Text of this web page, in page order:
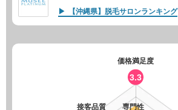
【沖縄県】脱毛サロンランキング
価格満足度
3.3
専門性
接客品質